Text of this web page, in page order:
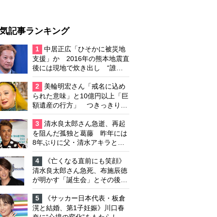
記事ランキング
1
中居正広「ひそかに被災地
支援」か 2016年の熊本地震直
後には現地で炊き出し “誰に
も知られなくて良い”と、むし
ろ強まる福祉活動への思い
2
美輪明宏さん「戒名に込め
られた意味」と10億円以上「巨
額遺産の行方」 つきっきりで
私生活をサポートしていた元俳
優が相続か
3
清水良太郎さん急逝、再起
を阻んだ孤独と葛藤 昨年には
8年ぶりに父・清水アキラと共
演、本格的な活動再開に向かっ
ていたが…周囲が懸念していた
「不安定なところ」
4
《亡くなる直前にも笑顔》
清水良太郎さん急死、布施辰徳
が明かす「誕生会」とその後の
メッセージ
5
《サッカー日本代表・板倉
滉と結婚、第1子妊娠》川口春